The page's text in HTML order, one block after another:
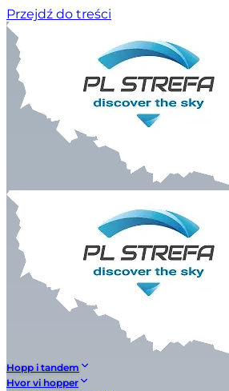
Przejdź do treści
Hopp i tandem
Hvor vi hopper